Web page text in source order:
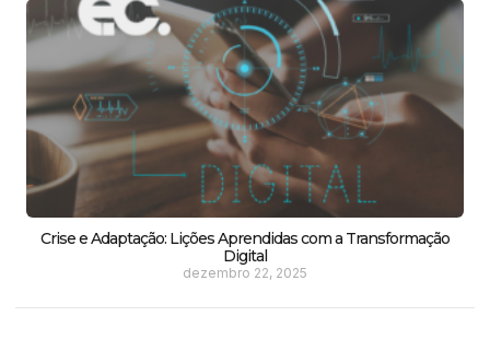
Crise e Adaptação: Lições Aprendidas com a Transformação
Digital
dezembro 22, 2025